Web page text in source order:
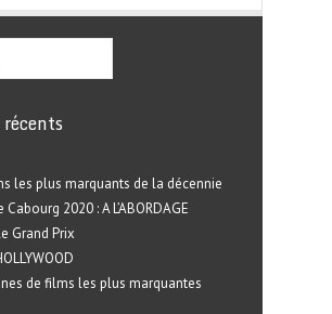
les plus marquants de la décennie
2020 : A L’ABORDAGE
Grand Prix
de films les plus marquantes